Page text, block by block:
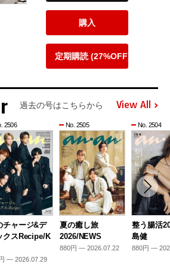
購入
定期購読 (27%OFF)
過去の号はこちらから View All
2506
チャージ&デ
クスRecipe/K
— 2026.07.29
No. 2505
夏の癒し旅
2026/NEWS
880円 — 2026.07.22
No. 2504
整う腸活
島健
880円 —